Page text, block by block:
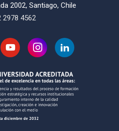
2002, Santiago, Chile
2978 4562